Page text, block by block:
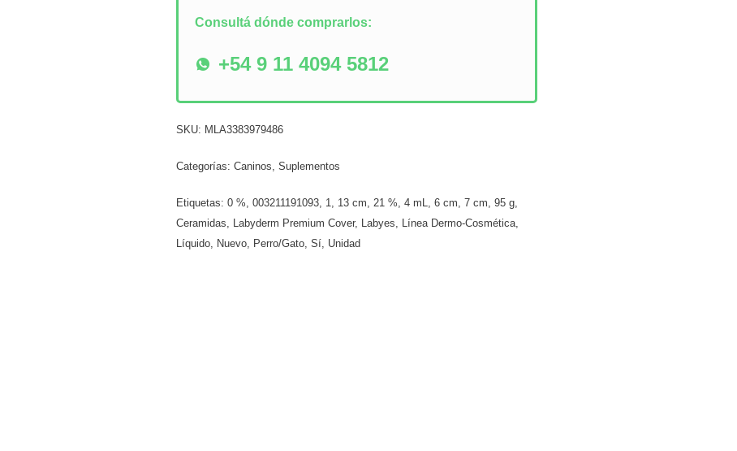
Consultá dónde comprarlos:
+54 9 11 4094 5812
SKU: MLA3383979486
Categorías:Caninos,Suplementos
Etiquetas:0 %,003211191093, 1, 13 cm,21 %,4 mL,6 cm,7 cm,95 g,
Ceramidas, Labyderm Premium Cover, Labyes, Línea Dermo-Cosmética,
Líquido, Nuevo, Perro/Gato,Sí, Unidad